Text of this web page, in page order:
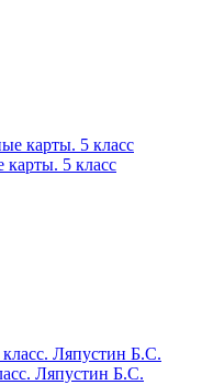
5 класс
Ляпустин Б.С.